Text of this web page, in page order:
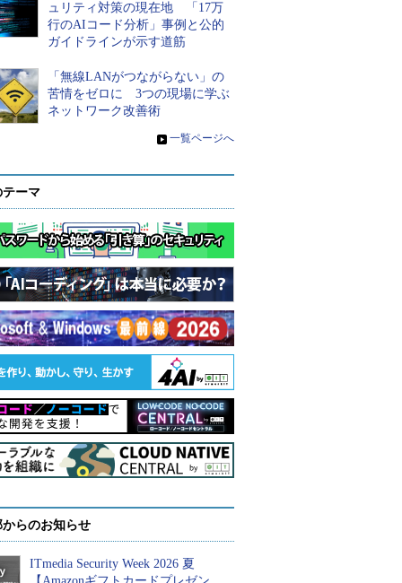
ュリティ対策の現在地 「17万
行のAIコード分析」事例と公的
ガイドラインが示す道筋
「無線LANがつながらない」の
苦情をゼロに 3つの現場に学ぶ
ネットワーク改善術
» 一覧ページへ
ーマ
らのお知らせ
ITmedia Security Week 2026 夏